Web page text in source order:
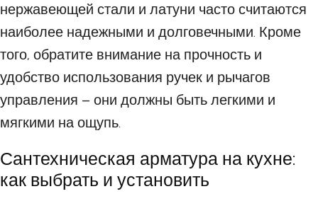
нержавеющей стали и латуни часто считаются
наиболее надежными и долговечными. Кроме
того, обратите внимание на прочность и
удобство использования ручек и рычагов
управления – они должны быть легкими и
мягкими на ощупь.
Сантехническая арматура на кухне:
как выбрать и установить